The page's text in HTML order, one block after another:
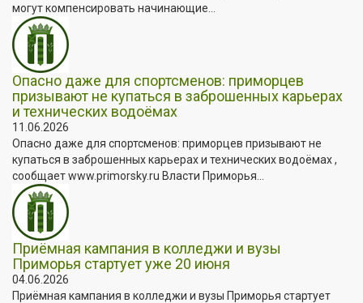
могут компенсировать начинающие...
Опасно даже для спортсменов: приморцев
призывают не купаться в заброшенных карьерах
и технических водоёмах
11.06.2026
Опасно даже для спортсменов: приморцев призывают не
купаться в заброшенных карьерах и технических водоёмах ,
сообщает www.primorsky.ru Власти Приморья...
Приёмная кампания в колледжи и вузы
Приморья стартует уже 20 июня
04.06.2026
Приёмная кампания в колледжи и вузы Приморья стартует